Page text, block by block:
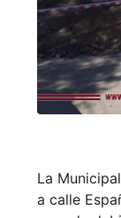
La
a calle